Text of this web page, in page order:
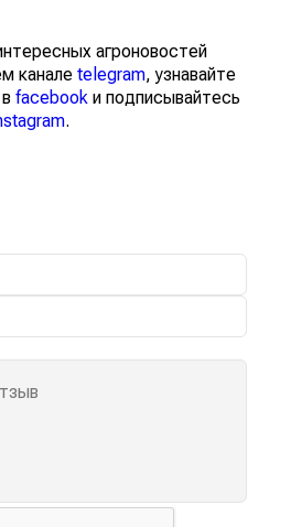
агроновостей
канале telegram, узнавайте
facebook и подписывайтесь
.